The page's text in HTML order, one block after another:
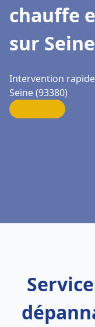
chauffe
sur Seine
Intervention
Seine (93380)